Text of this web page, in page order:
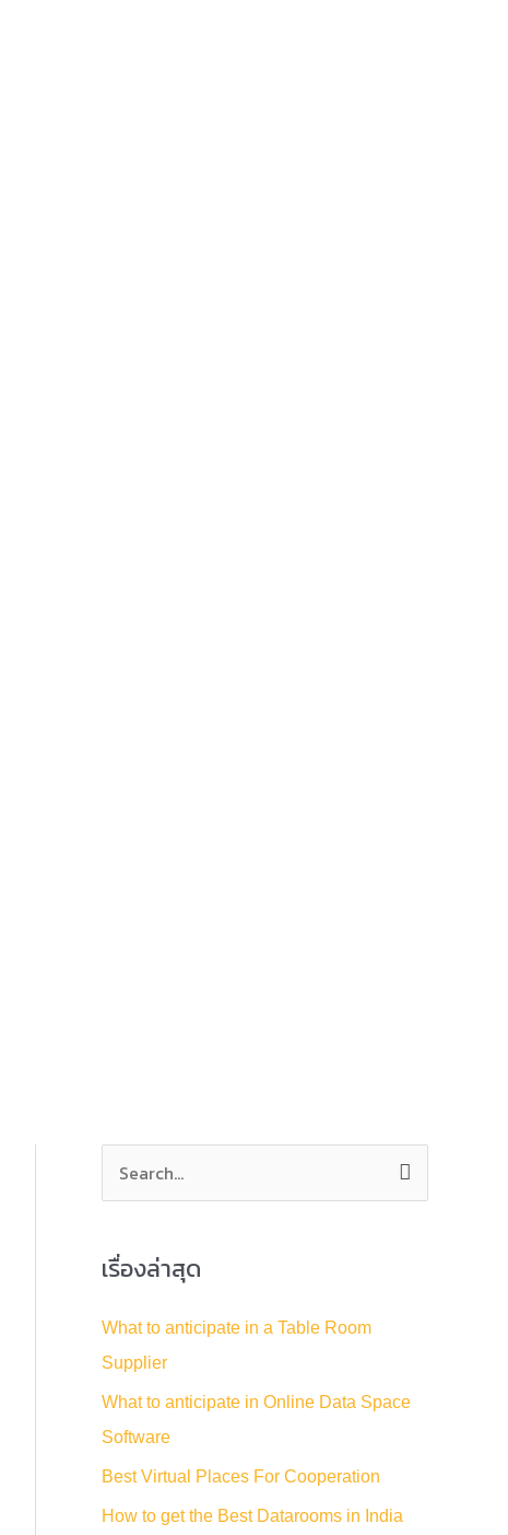
c
h
เรื่องล่าสุด
What to anticipate in a Table Room
Supplier
What to anticipate in Online Data Space
Software
Best Virtual Places For Cooperation
How to get the Best Datarooms in India